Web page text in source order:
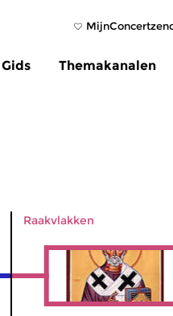
Gids Themakanalen
Raakvlakken